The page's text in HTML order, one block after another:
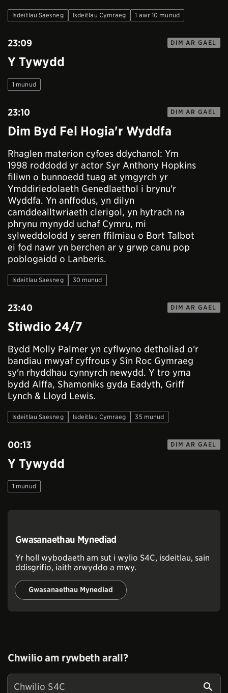
Isdeitlau Saesneg Isdeitlau Cymraeg 1 awr 10 munud
23:09 DIM AR GAEL
Y Tywydd
1 munud
23:10 DIM AR GAEL
Dim Byd Fel Hogia'r Wyddfa
Rhaglen materion cyfoes ddychanol: Ym
1998 roddodd yr actor Syr Anthony Hopkins
filiwn o bunnoedd tuag at ymgyrch yr
Ymddiriedolaeth Genedlaethol i brynu'r
Wyddfa. Yn anffodus, yn dilyn
camddealltwriaeth clerigol, yn hytrach na
phrynu mynydd uchaf Cymru, mi
sylweddolodd y seren ffilmiau o Bort Talbot
ei fod nawr yn berchen ar y grwp canu pop
poblogaidd o Lanberis.
Isdeitlau Saesneg 30 munud
23:40 DIM AR GAEL
Stiwdio 24/7
Bydd Molly Palmer yn cyflwyno detholiad o'r
bandiau mwyaf cyffrous y Sîn Roc Gymraeg
sy'n rhyddhau cynnyrch newydd. Y tro yma
bydd Alffa, Shamoniks gyda Eadyth, Griff
Lynch & Lloyd Lewis.
Isdeitlau Saesneg Isdeitlau Cymraeg 35 munud
00:13 DIM AR GAEL
Y Tywydd
1 munud
Gwasanaethau Mynediad
Yr holl wybodaeth am sut i wylio S4C, isdeitlau, sain
ddisgrifio, iaith arwyddo a mwy.
Gwasanaethau Mynediad
Chwilio am rywbeth arall?